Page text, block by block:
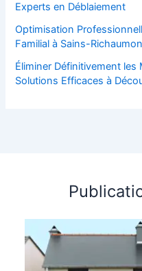
Experts en Déblaiement
Optimisation
Familial à Sains-
Éliminer Définitivement les
Solutions Efficaces à